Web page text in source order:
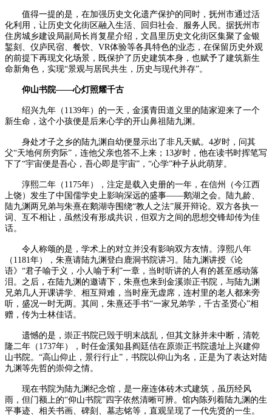
值得一提的是，在加强历史文化遗产保护的同时，抚州市通过活
化利用，让历史文化街区融入生活、回归社会、服务人民。据抚州市
住房城乡建设局副局长肖复星介绍，文昌里历史文化街区集聚了金银
錾刻、仪庐民宿、餐饮、VR体验等各具特色的业态，在保留历史外观
的前提下再现文化场景，既保护了历史建筑本身，也赋予了建筑新生
命新角色，实现“景观与居民共生，历史与现代并存”。
仰山书院——心灯照耀千古
绍兴九年（1139年）的一天，金溪青田道义里的陆家迎来了一个
新生命，这个小孩便是后来心学的开山鼻祖陆九渊。
身处才子之乡的陆九渊自幼便显示出了非凡天赋。4岁时，问其
父“天地何所穷际”，连他父亲也答不上来；13岁时，他在读书时挥笔写
下了“宇宙便是吾心，吾心即是宇宙”，“心学”种子从此萌芽。
淳熙二年（1175年），注定是载入史册的一年，在信州（今江西
上饶）发生了中国儒学史上影响深远的盛事——鹅湖之会。陆九龄、
陆九渊两兄弟与朱熹在鹅湖寺围绕“教人之法”展开辩论。双方各执一
词、互不相让，虽然没有形成共识，但双方之间的思想交锋却传为佳
话。
令人称颂的是，学术上的对立并没有影响双方友情。淳熙八年
（1181年），朱熹请陆九渊登白鹿洞书院讲习。陆九渊讲授《论
语》“君子喻于义，小人喻于利”一章，当时听讲的人有的甚至感动落
泪。之后，在陆九渊的邀请下，朱熹也来到金溪崇正书院，与陆九渊
兄弟几人开课讲学、相互辩难，当时座无虚席，连村里的老人都来旁
听，盛况一时无两。其间，朱熹还手书“一家兄弟学，千古圣贤心”相
赠，传为士林佳话。
遗憾的是，崇正书院已毁于明末战乱，但其文脉并未中断，清乾
隆二年（1737年），时任金溪知县阎廷佶在原崇正书院遗址上兴建仰
山书院。“高山仰止，景行行止”，书院以仰山为名，正是为了表达对陆
九渊等先哲的崇仰之情。
现在书院为陆九渊纪念馆，是一座连体砖木式建筑，虽历经风
雨，但门额上的“仰山书院”四字依然清晰可辨。馆内陈列着陆九渊的生
平事迹、相关书画、碑刻、墓志铭等，直观呈现了一代先贤的一生。